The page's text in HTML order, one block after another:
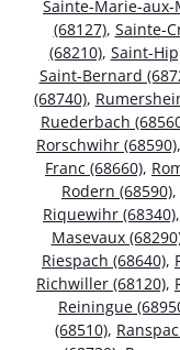
Sainte-Marie-aux-
(68127), Sainte-
(68210), Saint-
Saint-Bernard
(68740),
Ruederbach
Rorschwihr (68590),
Franc (68660),
Rodern (68590),
Riquewihr (68340),
Masevaux
Riespach (68640),
Richwiller (68120),
Reiningue
(68510),